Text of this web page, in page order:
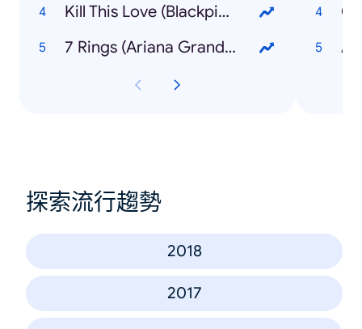
Kill This Love (Blackpink)
7 Rings (Ariana Grande)
探索流行趨勢
2018
2017